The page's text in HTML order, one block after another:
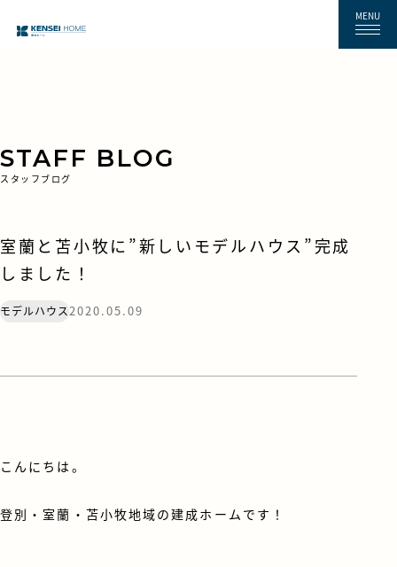
MENU
STAFF BLOG
スタッフブログ
室蘭と苫小牧に”新しいモデルハウス”完成
しました！
モデルハウス2020.05.09
こんにちは。
登別・室蘭・苫小牧地域の建成ホームです！